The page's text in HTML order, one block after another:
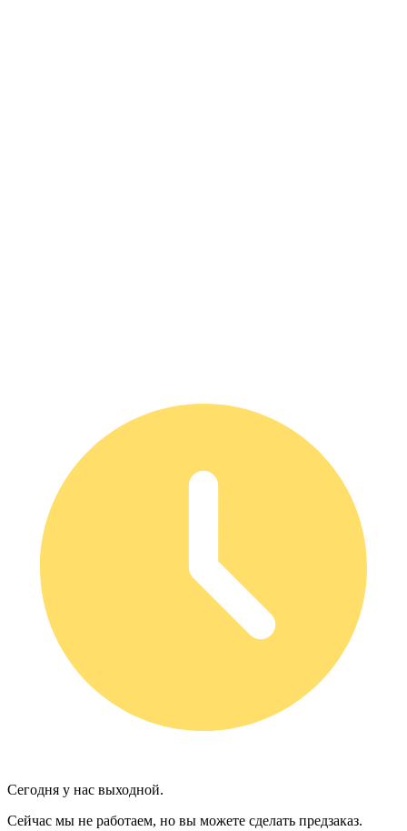
Сегодня у нас выходной.
Сейчас мы не работаем, но вы можете сделать предзаказ.